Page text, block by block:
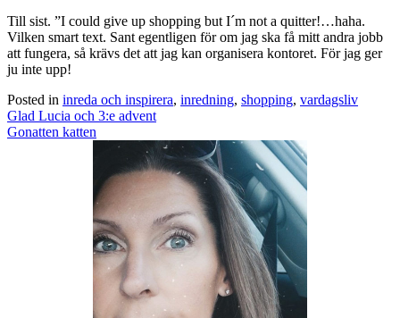
Till sist. ”I could give up shopping but I´m not a quitter!…haha.
Vilken smart text. Sant egentligen för om jag ska få mitt andra jobb
att fungera, så krävs det att jag kan organisera kontoret. För jag ger
ju inte upp!
Posted in inreda och inspirera, inredning, shopping, vardagsliv
Post
navigation
Glad Lucia och 3:e advent
Gonatten katten